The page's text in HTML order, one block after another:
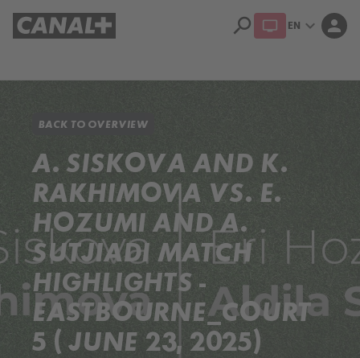
search EN expand_more person
BACK TO OVERVIEW
A. SISKOVA AND K.
RAKHIMOVA VS. E.
HOZUMI AND A.
SUTJIADI MATCH
HIGHLIGHTS -
EASTBOURNE_COURT
5 ( JUNE 23, 2025)